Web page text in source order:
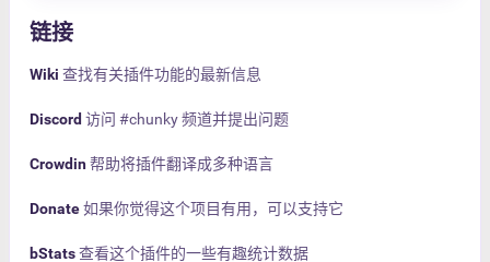
链接
Wiki 查找有关插件功能的最新信息
Discord访问 #chunky 频道并提出问题
Crowdin帮助将插件翻译成多种语言
Donate如果你觉得这个项目有用，可以支持它
bStats查看这个插件的一些有趣统计数据